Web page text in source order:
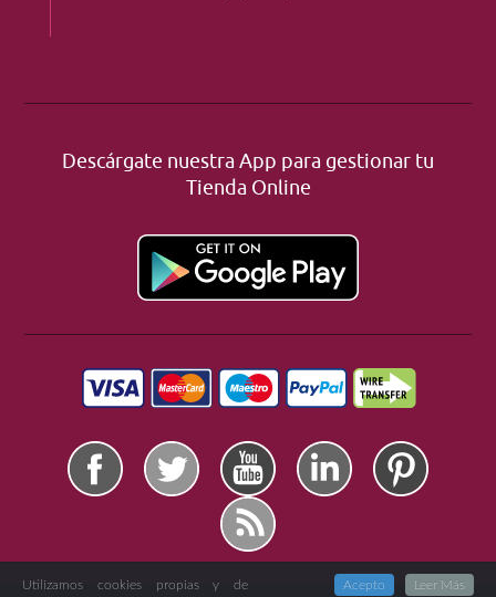
Descárgate nuestra App para gestionar tu
Tienda Online
Utilizamos cookies propias y de Acepto Leer Más